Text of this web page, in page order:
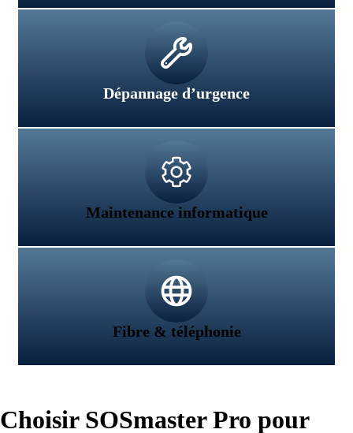
Dépannage d’urgence
Maintenance informatique
Fibre & téléphonie
Choisir SOSmaster Pro pour